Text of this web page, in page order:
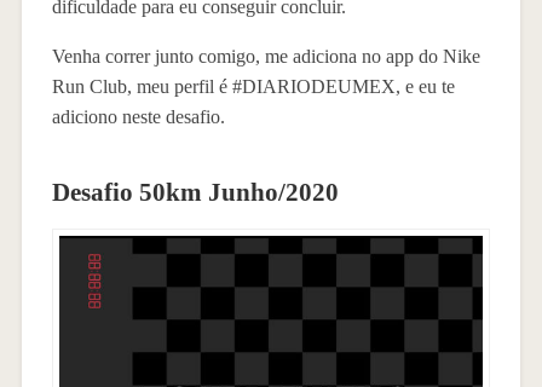
dificuldade para eu conseguir concluir.
Venha correr junto comigo, me adiciona no app do Nike
Run Club, meu perfil é #DIARIODEUMEX, e eu te
adiciono neste desafio.
Desafio 50km Junho/2020